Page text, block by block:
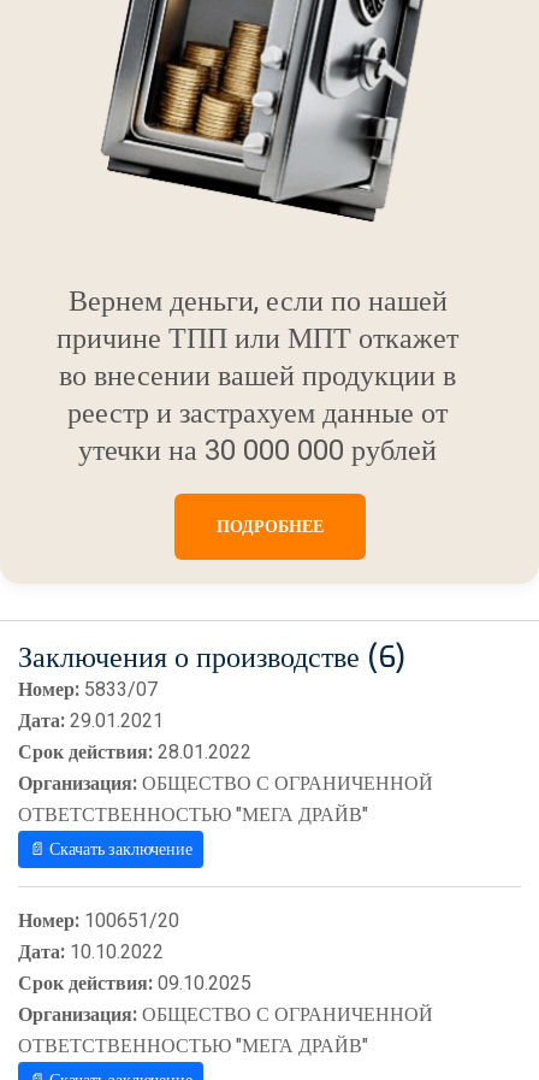
Вернем деньги, если по нашей
причине ТПП или МПТ откажет
во внесении вашей продукции в
реестр и застрахуем данные от
утечки на 30 000 000 рублей
ПОДРОБНЕЕ
Заключения о производстве (6)
Номер: 5833/07
Дата:29.01.2021
Срок действия:28.01.2022
Организация:ОБЩЕСТВО С ОГРАНИЧЕННОЙ
ОТВЕТСТВЕННОСТЬЮ "МЕГА ДРАЙВ"
📄 Скачать заключение
Номер: 100651/20
Дата: 10.10.2022
Срок действия:09.10.2025
Организация:ОБЩЕСТВО С ОГРАНИЧЕННОЙ
ОТВЕТСТВЕННОСТЬЮ "МЕГА ДРАЙВ"